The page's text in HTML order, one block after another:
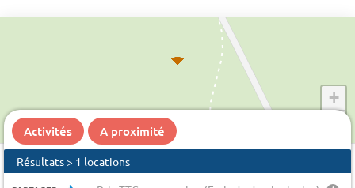
+
Activités A proximité
Résultats > 1 locations